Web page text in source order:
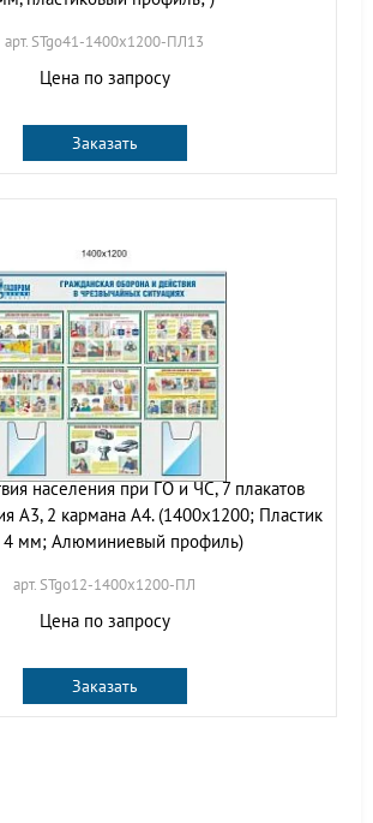
арт. STgo41-1400х1200-ПЛ13
Цена по запросу
Заказать
населения при ГО и ЧС, 7 плакатов
А3, 2 кармана А4. (1400х1200; Пластик
мм; Алюминиевый профиль)
арт. STgo12-1400х1200-ПЛ
Цена по запросу
Заказать